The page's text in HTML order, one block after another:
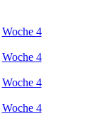
Woche 4
Woche 4
Woche 4
Woche 4